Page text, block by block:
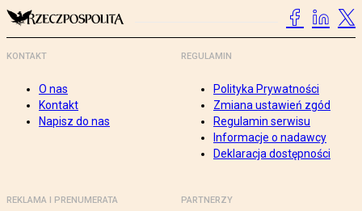
KONTAKT
O nas
Kontakt
Napisz do nas
REGULAMIN
Polityka Prywatności
Zmiana ustawień zgód
Regulamin serwisu
Informacje o nadawcy
Deklaracja dostępności
REKLAMA I PRENUMERATA PARTNERZY